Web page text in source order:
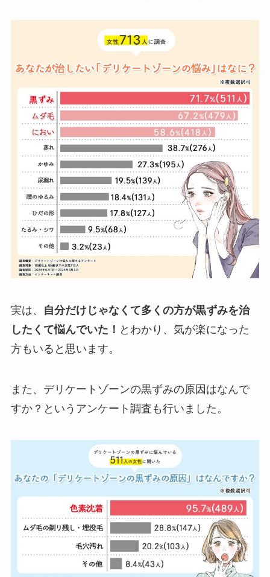
実は、
自分だけじゃなくて多くの方が黒ずみを治
したくて悩んでいた！ とわかり、気が楽になった
方もいると思います。
また、デリケートゾーンの黒ずみの原因はなんで
すか？というアンケート調査も行いました。